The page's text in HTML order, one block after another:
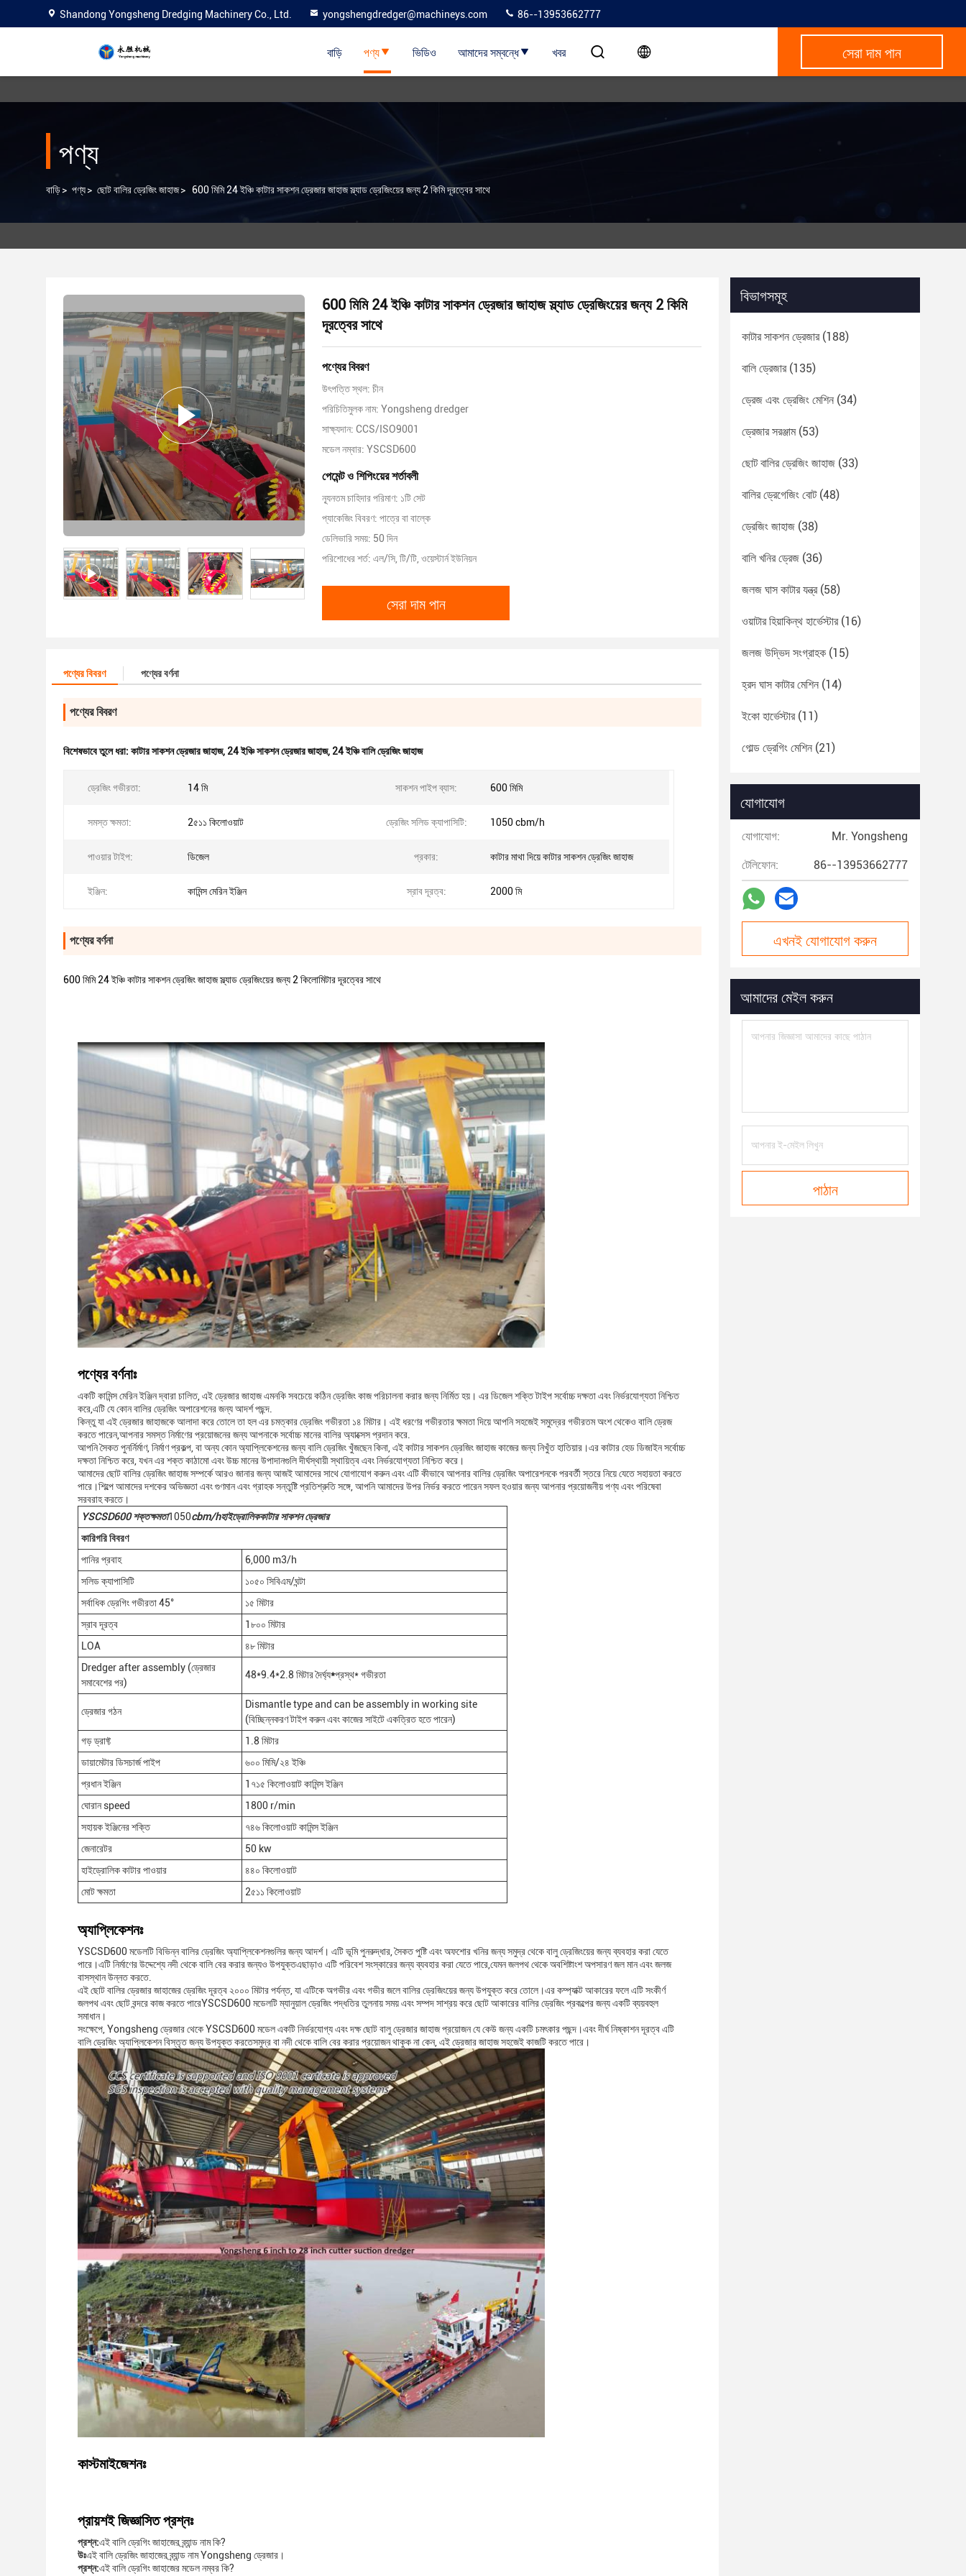
Shandong Yongsheng Dredging Machinery Co., Ltd. yongshengdredger@machineys.com 86--13953662777
বাড়ি পণ্য ভিডিও আমাদের সম্বন্ধে খবর সেরা দাম পান
পণ্য
বাড়ি> পণ্য> ছোট বালির ড্রেজিং জাহাজ> 600 মিমি 24 ইঞ্চি কাটার সাকশন ড্রেজার জাহাজ স্ল্যাড ড্রেজিংয়ের জন্য 2 কিমি দূরত্বের সাথে
600 মিমি 24 ইঞ্চি কাটার সাকশন ড্রেজার জাহাজ স্ল্যাড ড্রেজিংয়ের জন্য 2 কিমি
দূরত্বের সাথে
পণ্যের বিবরণ
উৎপত্তি স্থল: চীন
পরিচিতিমুলক নাম: Yongsheng dredger
সাক্ষ্যদান: CCS/ISO9001
মডেল নম্বার: YSCSD600
পেমেন্ট ও শিপিংয়ের শর্তাবলী
ন্যূনতম চাহিদার পরিমাণ: ১টি সেট
প্যাকেজিং বিবরণ: পাত্রে বা বাল্কে
ডেলিভারি সময়: 50 দিন
পরিশোধের শর্ত: এল/সি, টি/টি, ওয়েস্টার্ন ইউনিয়ন
সেরা দাম পান
পণ্যের বিবরণ পণ্যের বর্ণনা
পণ্যের বিবরণ
বিশেষভাবে তুলে ধরা: কাটার সাকশন ড্রেজার জাহাজ, 24 ইঞ্চি সাকশন ড্রেজার জাহাজ, 24 ইঞ্চি বালি ড্রেজিং জাহাজ
ড্রেজিং গভীরতা: 14 মি সাকশন পাইপ ব্যাস: 600 মিমি
সমস্ত ক্ষমতা: 2৫১১ কিলোওয়াট ড্রেজিং সলিড ক্যাপাসিটি: 1050 cbm/h
পাওয়ার টাইপ: ডিজেল প্রকার: কাটার মাথা দিয়ে কাটার সাকশন ড্রেজিং জাহাজ
ইঞ্জিন: কামিন্স মেরিন ইঞ্জিন স্রাব দূরত্ব: 2000 মি
পণ্যের বর্ণনা
600 মিমি 24 ইঞ্চি কাটার সাকশন ড্রেজিং জাহাজ স্ল্যাড ড্রেজিংয়ের জন্য 2 কিলোমিটার দূরত্বের সাথে
পণ্যের বর্ণনাঃ
একটি কামিন্স মেরিন ইঞ্জিন দ্বারা চালিত, এই ড্রেজার জাহাজ এমনকি সবচেয়ে কঠিন ড্রেজিং কাজ পরিচালনা করার জন্য নির্মিত হয়। এর ডিজেল শক্তি টাইপ সর্বোচ্চ দক্ষতা এবং নির্ভরযোগ্যতা নিশ্চিত
করে,এটি যে কোন বালির ড্রেজিং অপারেশনের জন্য আদর্শ পছন্দ.
কিন্তু যা এই ড্রেজার জাহাজকে আলাদা করে তোলে তা হল এর চমত্কার ড্রেজিং গভীরতা ১৪ মিটার। এই ধরণের গভীরতার ক্ষমতা দিয়ে আপনি সহজেই সমুদ্রের গভীরতম অংশ থেকেও বালি ড্রেজ
করতে পারেন,আপনার সমস্ত নির্মাণের প্রয়োজনের জন্য আপনাকে সর্বোচ্চ মানের বালির অ্যাক্সেস প্রদান করে.
আপনি সৈকত পুনর্নির্মাণ, নির্মাণ প্রকল্প, বা অন্য কোন অ্যাপ্লিকেশনের জন্য বালি ড্রেজিং খুঁজছেন কিনা, এই কাটার সাকশন ড্রেজিং জাহাজ কাজের জন্য নিখুঁত হাতিয়ার।এর কাটার হেড ডিজাইন সর্বোচ্চ
দক্ষতা নিশ্চিত করে, যখন এর শক্ত কাঠামো এবং উচ্চ মানের উপাদানগুলি দীর্ঘস্থায়ী স্থায়িত্ব এবং নির্ভরযোগ্যতা নিশ্চিত করে।
আমাদের ছোট বালির ড্রেজিং জাহাজ সম্পর্কে আরও জানার জন্য আজই আমাদের সাথে যোগাযোগ করুন এবং এটি কীভাবে আপনার বালির ড্রেজিং অপারেশনকে পরবর্তী স্তরে নিয়ে যেতে সহায়তা করতে
পারে।শিল্পে আমাদের দশকের অভিজ্ঞতা এবং গুণমান এবং গ্রাহক সন্তুষ্টি প্রতিশ্রুতি সঙ্গে, আপনি আমাদের উপর নির্ভর করতে পারেন সফল হওয়ার জন্য আপনার প্রয়োজনীয় পণ্য এবং পরিষেবা
সরবরাহ করতে।
YSCSD600 শক্তক্ষমতা1050cbm/hহাইড্রোলিককাটার সাকশন ড্রেজার
কারিগরি বিবরণ
পানির প্রবাহ
6,000 m3/h
সলিড ক্যাপাসিটি
১০৫০ সিবিএম/ঘন্টা
সর্বাধিক ড্রেগিং গভীরতা 45°
১৫ মিটার
স্রাব দূরত্ব
1৮০০ মিটার
LOA
৪৮ মিটার
Dredger after assembly (ড্রেজার
সমাবেশের পর)
48*9.4*2.8 মিটার দৈর্ঘ্য*প্রস্থ* গভীরতা
ড্রেজার গঠন
Dismantle type and can be assembly in working site
(বিচ্ছিন্নকরণ টাইপ করুন এবং কাজের সাইটে একত্রিত হতে পারেন)
গড় ড্রাফ্ট
1.8 মিটার
ডায়ামেটার ডিসচার্জ পাইপ
৬০০ মিমি/২৪ ইঞ্চি
প্রধান ইঞ্জিন
1৭১৫ কিলোওয়াট কামিন্স ইঞ্জিন
ঘোরান speed
1800 r/min
সহায়ক ইঞ্জিনের শক্তি
৭৪৬ কিলোওয়াট কামিন্স ইঞ্জিন
জেনারেটর
50 kw
হাইড্রোলিক কাটার পাওয়ার
৪৪০ কিলোওয়াট
মোট ক্ষমতা
2৫১১ কিলোওয়াট
অ্যাপ্লিকেশনঃ
YSCSD600 মডেলটি বিভিন্ন বালির ড্রেজিং অ্যাপ্লিকেশনগুলির জন্য আদর্শ। এটি ভূমি পুনরুদ্ধার, সৈকত পুষ্টি এবং অফশোর খনির জন্য সমুদ্র থেকে বালু ড্রেজিংয়ের জন্য ব্যবহার করা যেতে
পারে।এটি নির্মাণের উদ্দেশ্যে নদী থেকে বালি বের করার জন্যও উপযুক্তএছাড়াও এটি পরিবেশ সংস্কারের জন্য ব্যবহার করা যেতে পারে,যেমন জলপথ থেকে অবশিষ্টাংশ অপসারণ জল মান এবং জলজ
বাসস্থান উন্নত করতে.
এই ছোট বালির ড্রেজার জাহাজের ড্রেজিং দূরত্ব ২০০০ মিটার পর্যন্ত, যা এটিকে অগভীর এবং গভীর জলে বালির ড্রেজিংয়ের জন্য উপযুক্ত করে তোলে।এর কম্প্যাক্ট আকারের ফলে এটি সংকীর্ণ
জলপথ এবং ছোট বন্দরে কাজ করতে পারেYSCSD600 মডেলটি ম্যানুয়াল ড্রেজিং পদ্ধতির তুলনায় সময় এবং সম্পদ সাশ্রয় করে ছোট আকারের বালির ড্রেজিং প্রকল্পের জন্য একটি ব্যয়বহুল
সমাধান।
সংক্ষেপে, Yongsheng ড্রেজার থেকে YSCSD600 মডেল একটি নির্ভরযোগ্য এবং দক্ষ ছোট বালু ড্রেজার জাহাজ প্রয়োজন যে কেউ জন্য একটি চমৎকার পছন্দ।এবং দীর্ঘ নিষ্কাশন দূরত্ব এটি
বালি ড্রেজিং অ্যাপ্লিকেশন বিস্তৃত জন্য উপযুক্ত করতেসমুদ্র বা নদী থেকে বালি বের করার প্রয়োজন থাকুক না কেন, এই ড্রেজার জাহাজ সহজেই কাজটি করতে পারে।
কাস্টমাইজেশনঃ
প্রায়শই জিজ্ঞাসিত প্রশ্নঃ
প্রশ্ন:এই বালি ড্রেগিং জাহাজের ব্র্যান্ড নাম কি?
উঃএই বালি ড্রেজিং জাহাজের ব্র্যান্ড নাম Yongsheng ড্রেজার।
প্রশ্ন:এই বালি ড্রেগিং জাহাজের মডেল নম্বর কি?
বিভাগসমূহ
কাটার সাকশন ড্রেজার(188)
বালি ড্রেজার(135)
ড্রেজ এবং ড্রেজিং মেশিন (34)
ড্রেজার সরঞ্জাম(53)
ছোট বালির ড্রেজিং জাহাজ (33)
বালির ড্রেগেজিং বোট(48)
ড্রেজিং জাহাজ (38)
বালি খনির ড্রেজ (36)
জলজ ঘাস কাটার যন্ত্র(58)
ওয়াটার হিয়াকিন্থ হার্ভেস্টার(16)
জলজ উদ্ভিদ সংগ্রাহক (15)
হ্রদ ঘাস কাটার মেশিন (14)
ইকো হার্ভেস্টার(11)
গোল্ড ড্রেগিং মেশিন (21)
যোগাযোগ
যোগাযোগ: Mr. Yongsheng
টেলিফোন: 86--13953662777
এখনই যোগাযোগ করুন
আমাদের মেইল করুন
পাঠান